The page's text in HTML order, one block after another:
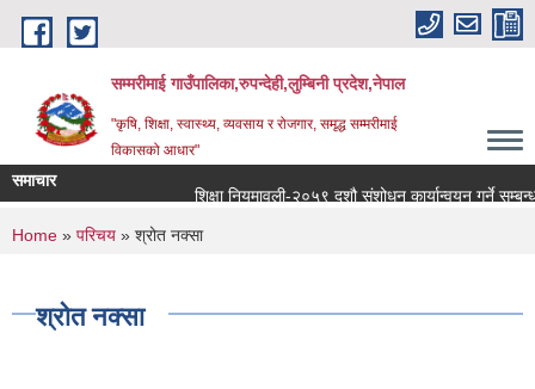
Skip to main content
सम्मरीमाई गाउँपालिका,रुपन्देही,लुम्बिनी प्रदेश,नेपाल
"कृषि, शिक्षा, स्वास्थ्य, व्यवसाय र रोजगार, समृद्ध सम्मरीमाई
विकासको आधार"
समाचार
शिक्षा नियमावली-२०५९ दशौ संशोधन कार्यान्वयन गर्ने सम्बन्धमा
You are here
Home » परिचय » श्रोत नक्सा
श्रोत नक्सा